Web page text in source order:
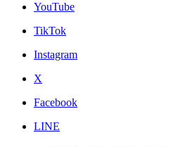
YouTube
TikTok
Instagram
X
Facebook
LINE